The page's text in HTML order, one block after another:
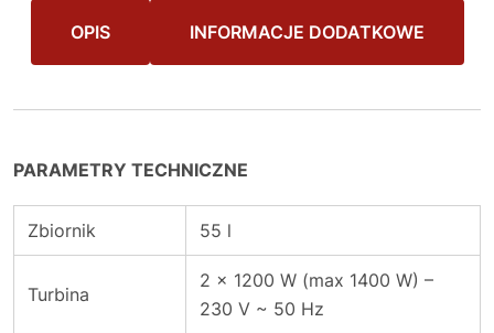
OPIS INFORMACJE DODATKOWE
PARAMETRY TECHNICZNE
Zbiornik 55 l
Turbina
2 x 1200 W (max 1400 W) –
230 V ~ 50 Hz